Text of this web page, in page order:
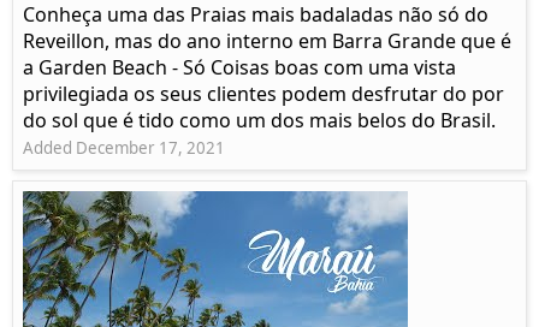
Conheça uma das Praias mais badaladas não só do
Reveillon, mas do ano interno em Barra Grande que é
a Garden Beach - Só Coisas boas com uma vista
privilegiada os seus clientes podem desfrutar do por
do sol que é tido como um dos mais belos do Brasil.
Added December 17, 2021